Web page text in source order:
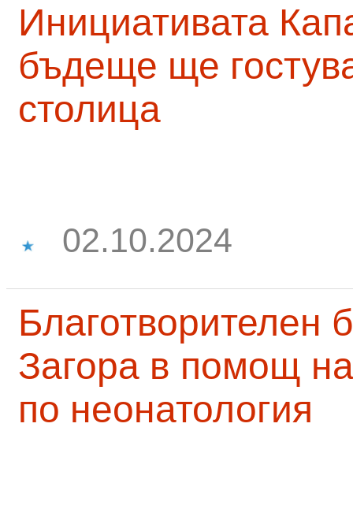
Инициативата
бъдеще ще
столица
02.10.2024
Благотворителен
Загора в помощ
по неонатология